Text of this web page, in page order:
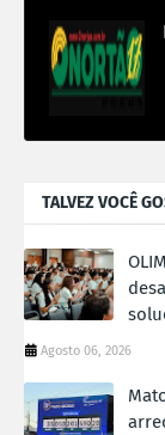
TALVEZ VOCÊ
Agosto 06, 2026